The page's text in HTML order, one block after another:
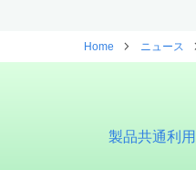
Home ニュース
製品共通利